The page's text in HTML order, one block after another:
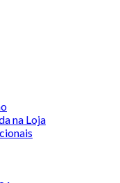
na Loja